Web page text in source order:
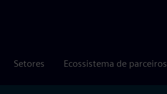
Setores Ecossistema de parceiros